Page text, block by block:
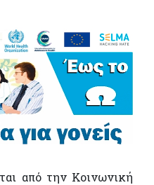
από την Κοινωνική